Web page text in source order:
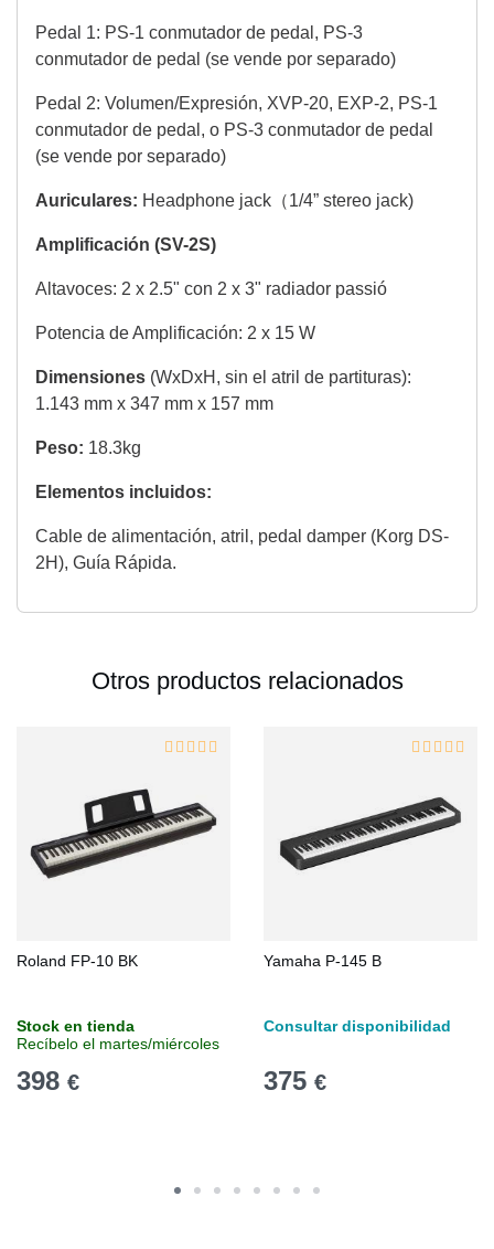
Pedal 1: PS-1 conmutador de pedal, PS-3
conmutador de pedal (se vende por separado)
Pedal 2: Volumen/Expresión, XVP-20, EXP-2, PS-1
conmutador de pedal, o PS-3 conmutador de pedal
(se vende por separado)
Auriculares: Headphone jack（1/4” stereo jack)
Amplificación (SV-2S)
Altavoces: 2 x 2.5" con 2 x 3" radiador passió
Potencia de Amplificación: 2 x 15 W
Dimensiones (WxDxH, sin el atril de partituras):
1.143 mm x 347 mm x 157 mm
Peso: 18.3kg
Elementos incluidos:
Cable de alimentación, atril, pedal damper (Korg DS-
2H), Guía Rápida.
Otros productos relacionados
Roland FP-10 BK
Stock en tienda
Recíbelo el martes/miércoles
398 €
Yamaha P-145 B
Consultar disponibilidad
375 €